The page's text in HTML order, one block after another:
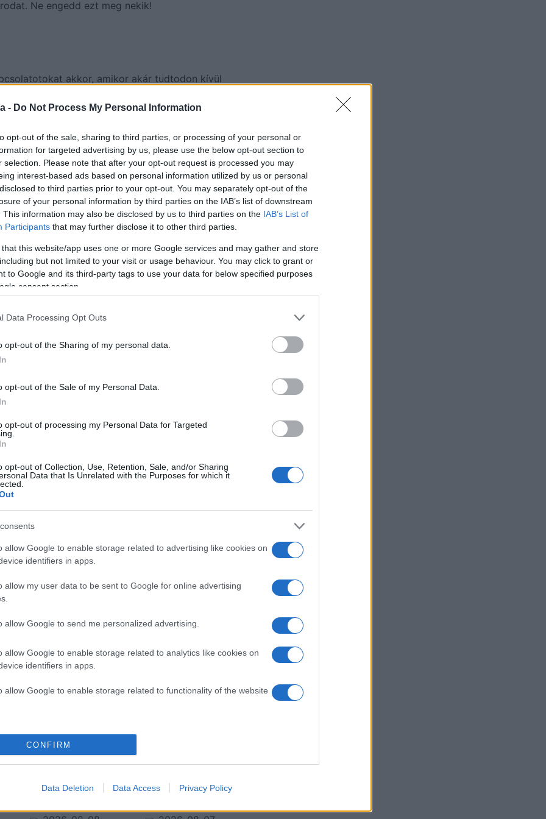
- Do Not Process My Personal Information
opt-out of the sale, sharing to third parties, or processing of your personal or
for targeted advertising by us, please use the below opt-out section to
selection. Please note that after your opt-out request is processed you may
interest-based ads based on personal information utilized by us or personal
to third parties prior to your opt-out. You may separately opt-out of the
of your personal information by third parties on the IAB’s list of downstream
This information may also be disclosed by us to third parties on the IAB’s List of
Participants that may further disclose it to other third parties.
that this website/app uses one or more Google services and may gather and store
but not limited to your visit or usage behaviour. You may click to grant or
to Google and its third-party tags to use your data for below specified purposes
consent section.
Data Processing Opt Outs
opt-out of the Sharing of my personal data.
opt-out of the Sale of my Personal Data.
opt-out of processing my Personal Data for Targeted
opt-out of Collection, Use, Retention, Sale, and/or Sharing
Data that Is Unrelated with the Purposes for which it
allow Google to enable storage related to advertising like cookies on
identifiers in apps.
allow my user data to be sent to Google for online advertising
allow Google to send me personalized advertising.
allow Google to enable storage related to analytics like cookies on
identifiers in apps.
allow Google to enable storage related to functionality of the website
CONFIRM
Data Deletion Data Access Privacy Policy
Ne engedd ezt meg nekik!
akkor, amikor akár tudtodon kívül
kerüld el az alábbi hibákat:
elé helyezed, akkor valószínű, hogy te
ha a mai világban fontos számunkra a
még egyszer a prioritásokat. Függetlenül attól,
olyan dolgok, melyek megkövetelik a
gyerekek – fontos az, hogy mindig ott legyetek
az idődre. Minőségi időre, amit csak kettesben
amikor együtt vagytok. Te teszed tönkre a
vagy az Instagram-on lógsz.
előtt
arra, amivel foglalkozik, és vesd ki a
Te teszed tönkre a kapcsolatot, ha olyannyira
a viccelődésekkel már túl messzire mentek. Tartsd
barátaid vagy az ő barátai előtt.
nem kell annyira túlzásba vinni, mint a nők
nekik és megdicsérjük őket, ha megérdemlik. A
vagy a természetüket dicsérik, a férfiak
őket.
miatt, amikor párod elfelejt írni neked
hisztit és tanuld meg kontrollálni magad. Végülis
kommunikálnátok, nem pedig
általa küldött üzeneteknek nagyon örültél és
azt a szerelmet, amit megérdemelsz